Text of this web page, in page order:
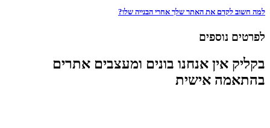
למה חשוב לקדם את האתר שלך אחרי הבנייה שלו?
לפרטים נוספים
בקליק אין אנחנו בונים ומעצבים אתרים
בהתאמה אישית